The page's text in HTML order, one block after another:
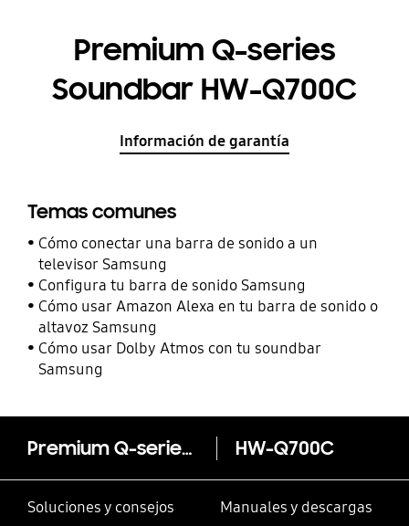
Premium Q-series
Soundbar HW-Q700C
Información de garantía
Temas comunes
Cómo conectar una barra de sonido a un
televisor Samsung
Configura tu barra de sonido Samsung
Cómo usar Amazon Alexa en tu barra de sonido o
altavoz Samsung
Cómo usar Dolby Atmos con tu soundbar
Samsung
Premium Q-series Soundbar HW-Q700C HW-Q700C
Soluciones y consejos Manuales y descargas